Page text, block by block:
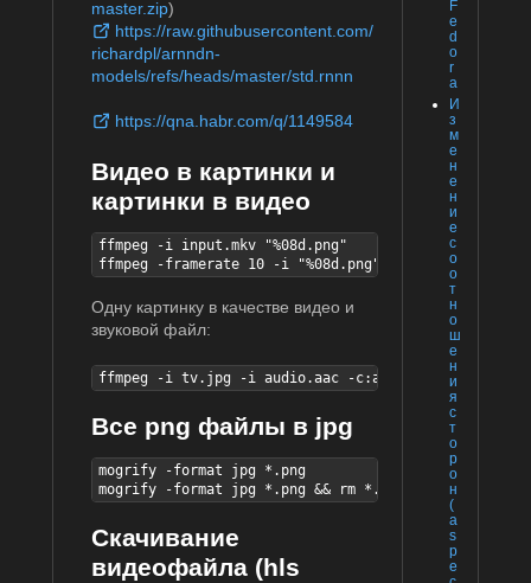
F
e
d
o
r
a
И
з
м
е
н
е
н
и
е
с
о
о
т
н
о
ш
е
н
и
я
с
т
о
р
о
н
(
a
s
p
e
master.zip)
https://raw.githubusercontent.com/
richardpl/arnndn-
models/refs/heads/master/std.rnnn
https://qna.habr.com/q/1149584
Видео в картинки и
картинки в видео
ffmpeg -i input.mkv "%08d.png"
ffmpeg -framerate 10 -i "%08d.png" -vcodec huffyuv
Одну картинку в качестве видео и
звуковой файл:
ffmpeg -i tv.jpg -i audio.aac -c:a copy output.mp4
Все png файлы в jpg
mogrify -format jpg *.png
mogrify -format jpg *.png && rm *.png
Скачивание
видеофайла (hls